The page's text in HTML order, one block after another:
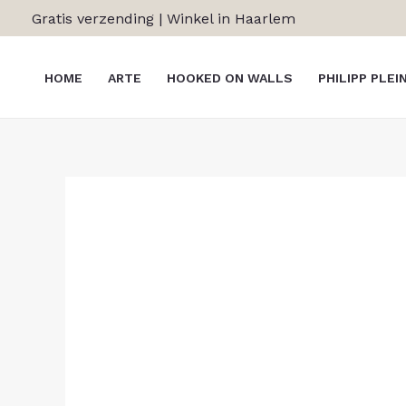
naar
Gratis verzending | Winkel in Haarlem
HOME ARTE HOOKED ON WALLS PHILIPP PLEIN